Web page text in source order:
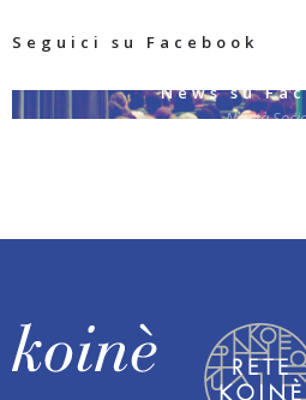
Seguici su Facebook
News su
Novità